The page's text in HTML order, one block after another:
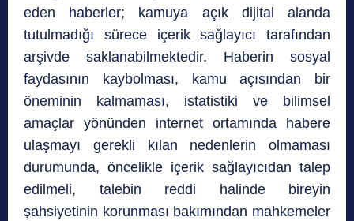
eden haberler; kamuya açık dijital alanda
tutulmadığı sürece içerik sağlayıcı tarafından
arşivde saklanabilmektedir. Haberin sosyal
faydasının kaybolması, kamu açısından bir
öneminin kalmaması, istatistiki ve bilimsel
amaçlar yönünden internet ortamında habere
ulaşmayı gerekli kılan nedenlerin olmaması
durumunda, öncelikle içerik sağlayıcıdan talep
edilmeli, talebin reddi halinde bireyin
şahsiyetinin korunması bakımından mahkemeler